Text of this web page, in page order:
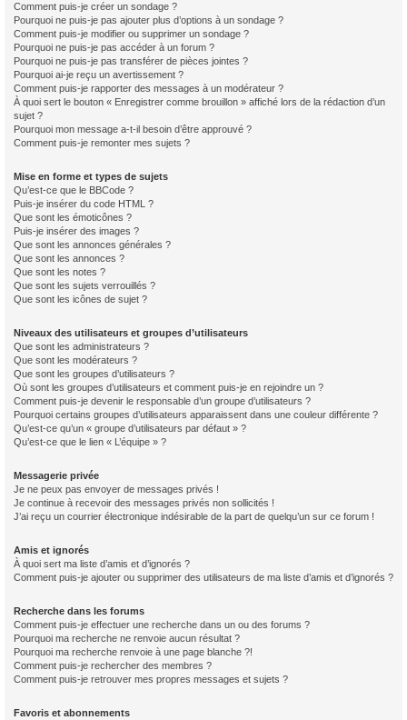
Comment puis-je créer un sondage ?
Pourquoi ne puis-je pas ajouter plus d’options à un sondage ?
Comment puis-je modifier ou supprimer un sondage ?
Pourquoi ne puis-je pas accéder à un forum ?
Pourquoi ne puis-je pas transférer de pièces jointes ?
Pourquoi ai-je reçu un avertissement ?
Comment puis-je rapporter des messages à un modérateur ?
À quoi sert le bouton « Enregistrer comme brouillon » affiché lors de la rédaction d’un
sujet ?
Pourquoi mon message a-t-il besoin d’être approuvé ?
Comment puis-je remonter mes sujets ?
Mise en forme et types de sujets
Qu’est-ce que le BBCode ?
Puis-je insérer du code HTML ?
Que sont les émoticônes ?
Puis-je insérer des images ?
Que sont les annonces générales ?
Que sont les annonces ?
Que sont les notes ?
Que sont les sujets verrouillés ?
Que sont les icônes de sujet ?
Niveaux des utilisateurs et groupes d’utilisateurs
Que sont les administrateurs ?
Que sont les modérateurs ?
Que sont les groupes d’utilisateurs ?
Où sont les groupes d’utilisateurs et comment puis-je en rejoindre un ?
Comment puis-je devenir le responsable d’un groupe d’utilisateurs ?
Pourquoi certains groupes d’utilisateurs apparaissent dans une couleur différente ?
Qu’est-ce qu’un « groupe d’utilisateurs par défaut » ?
Qu’est-ce que le lien « L’équipe » ?
Messagerie privée
Je ne peux pas envoyer de messages privés !
Je continue à recevoir des messages privés non sollicités !
J’ai reçu un courrier électronique indésirable de la part de quelqu’un sur ce forum !
Amis et ignorés
À quoi sert ma liste d’amis et d’ignorés ?
Comment puis-je ajouter ou supprimer des utilisateurs de ma liste d’amis et d’ignorés ?
Recherche dans les forums
Comment puis-je effectuer une recherche dans un ou des forums ?
Pourquoi ma recherche ne renvoie aucun résultat ?
Pourquoi ma recherche renvoie à une page blanche ?!
Comment puis-je rechercher des membres ?
Comment puis-je retrouver mes propres messages et sujets ?
Favoris et abonnements